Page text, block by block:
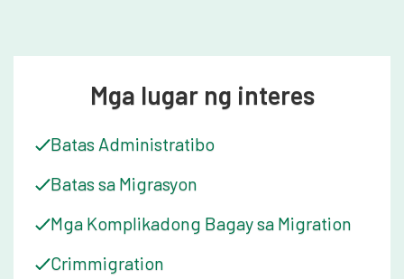
Mga lugar ng interes
Batas Administratibo
Batas sa Migrasyon
Mga Komplikadong Bagay sa Migration
Crimmigration